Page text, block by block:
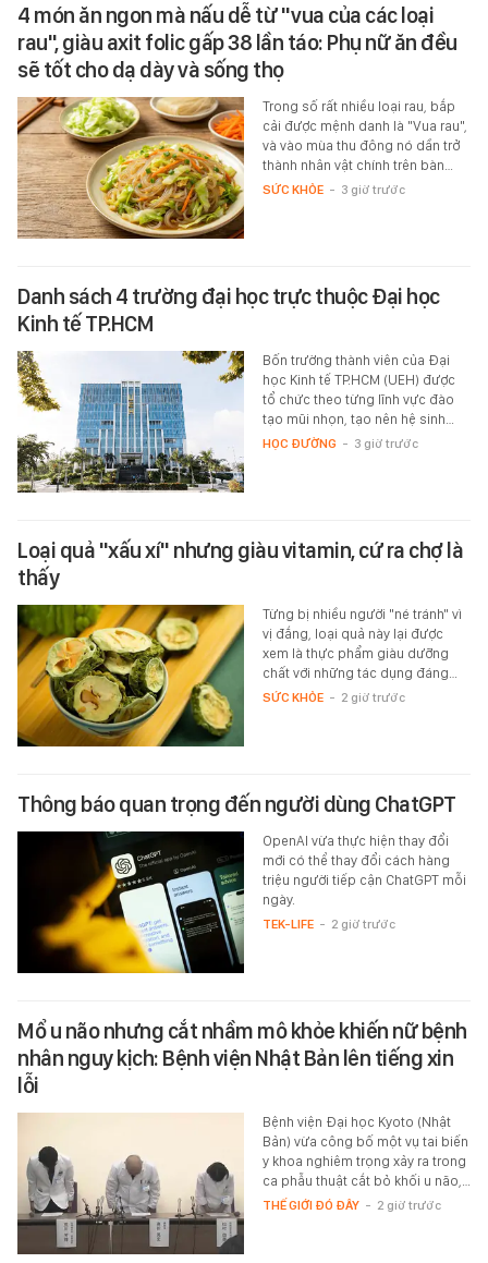
4 món ăn ngon mà nấu dễ từ "vua của các loại
rau", giàu axit folic gấp 38 lần táo: Phụ nữ ăn đều
sẽ tốt cho dạ dày và sống thọ
Trong số rất nhiều loại rau, bắp
cải được mệnh danh là "Vua rau",
và vào mùa thu đông nó dần trở
thành nhân vật chính trên bàn…
SỨC KHỎE - 3 giờ trước
Danh sách 4 trường đại học trực thuộc Đại học
Kinh tế TP.HCM
Bốn trường thành viên của Đại
học Kinh tế TP.HCM (UEH) được
tổ chức theo từng lĩnh vực đào
tạo mũi nhọn, tạo nên hệ sinh…
HỌC ĐƯỜNG - 3 giờ trước
Loại quả "xấu xí" nhưng giàu vitamin, cứ ra chợ là
thấy
Từng bị nhiều người "né tránh" vì
vị đắng, loại quả này lại được
xem là thực phẩm giàu dưỡng
chất với những tác dụng đáng…
SỨC KHỎE - 2 giờ trước
Thông báo quan trọng đến người dùng ChatGPT
OpenAI vừa thực hiện thay đổi
mới có thể thay đổi cách hàng
triệu người tiếp cận ChatGPT mỗi
ngày.
TEK-LIFE - 2 giờ trước
Mổ u não nhưng cắt nhầm mô khỏe khiến nữ bệnh
nhân nguy kịch: Bệnh viện Nhật Bản lên tiếng xin
lỗi
Bệnh viện Đại học Kyoto (Nhật
Bản) vừa công bố một vụ tai biến
y khoa nghiêm trọng xảy ra trong
ca phẫu thuật cắt bỏ khối u não,…
THẾ GIỚI ĐÓ ĐÂY - 2 giờ trước